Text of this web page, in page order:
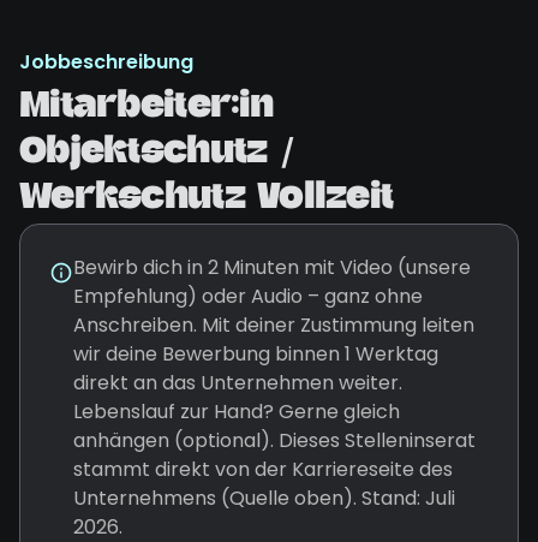
Jobbeschreibung
Mitarbeiter:in
Objektschutz /
Werkschutz Vollzeit
Bewirb dich in 2 Minuten mit Video (unsere
Empfehlung) oder Audio – ganz ohne
Anschreiben. Mit deiner Zustimmung leiten
wir deine Bewerbung binnen 1 Werktag
direkt an das Unternehmen weiter.
Lebenslauf zur Hand? Gerne gleich
anhängen (optional). Dieses Stelleninserat
stammt direkt von der Karriereseite des
Unternehmens (Quelle oben). Stand: Juli
2026.